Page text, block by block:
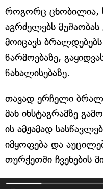
როგორც ცნობილია,
აგრძელებს
მოიცავს
წარმოებაზე,
წახალისებაზე.
თავად ერჩელი
მან ინსტაგრამზე
ის ამჟამად
იმყოფება და
თურქეთში ჩვენების